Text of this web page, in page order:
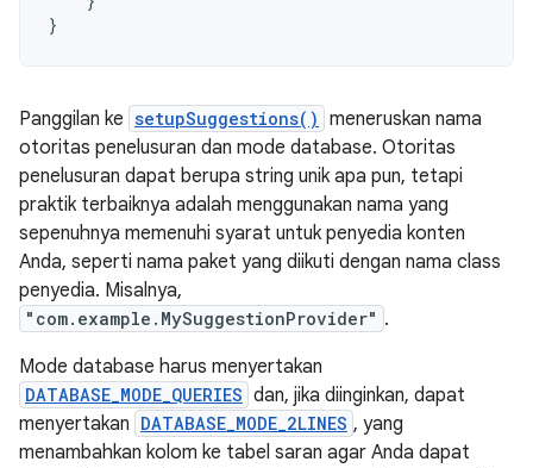
}
Panggilan ke setupSuggestions() meneruskan nama
otoritas penelusuran dan mode database. Otoritas
penelusuran dapat berupa string unik apa pun, tetapi
praktik terbaiknya adalah menggunakan nama yang
sepenuhnya memenuhi syarat untuk penyedia konten
Anda, seperti nama paket yang diikuti dengan nama class
penyedia. Misalnya,
"com.example.MySuggestionProvider" .
Mode database harus menyertakan
DATABASE_MODE_QUERIES dan, jika diinginkan, dapat
menyertakan DATABASE_MODE_2LINES , yang
menambahkan kolom ke tabel saran agar Anda dapat